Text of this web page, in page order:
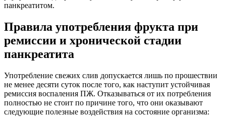
панкреатитом.
Правила употребления фрукта при
ремиссии и хронической стадии
панкреатита
Употребление свежих слив допускается лишь по прошествии
не менее десяти суток после того, как наступит устойчивая
ремиссия воспаления ПЖ. Отказываться от их потребления
полностью не стоит по причине того, что они оказывают
следующие полезные воздействия на состояние организма: